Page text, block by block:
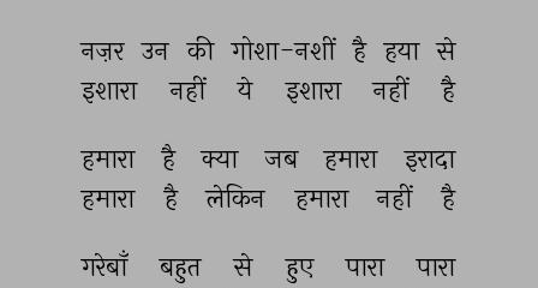
नज़र उन की गोशा-नशीं है हया से
इशारा
नहीं ये इशारा नहीं है
हमारा है क्या जब हमारा
इरादा
हमारा
है लेकिन हमारा नहीं है
गरेबाँ बहुत से हुए पारा
पारा